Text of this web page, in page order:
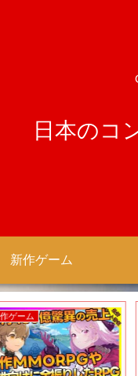
日本のコ
新作ゲーム
新作ゲーム